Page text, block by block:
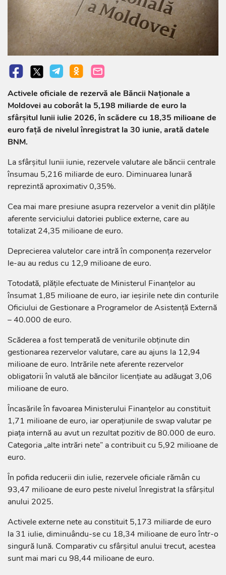
Activele oficiale de rezervă ale Băncii Naționale a
Moldovei au coborât la 5,198 miliarde de euro la
sfârșitul lunii iulie 2026, în scădere cu 18,35 milioane de
euro față de nivelul înregistrat la 30 iunie, arată datele
BNM.
La sfârșitul lunii iunie, rezervele valutare ale băncii centrale
însumau 5,216 miliarde de euro. Diminuarea lunară
reprezintă aproximativ 0,35%.
Cea mai mare presiune asupra rezervelor a venit din plățile
aferente serviciului datoriei publice externe, care au
totalizat 24,35 milioane de euro.
Deprecierea valutelor care intră în componența rezervelor
le-au au redus cu 12,9 milioane de euro.
Totodată, plățile efectuate de Ministerul Finanțelor au
însumat 1,85 milioane de euro, iar ieșirile nete din conturile
Oficiului de Gestionare a Programelor de Asistență Externă
– 40.000 de euro.
Scăderea a fost temperată de veniturile obținute din
gestionarea rezervelor valutare, care au ajuns la 12,94
milioane de euro. Intrările nete aferente rezervelor
obligatorii în valută ale băncilor licențiate au adăugat 3,06
milioane de euro.
Încasările în favoarea Ministerului Finanțelor au constituit
1,71 milioane de euro, iar operațiunile de swap valutar pe
piața internă au avut un rezultat pozitiv de 80.000 de euro.
Categoria „alte intrări nete” a contribuit cu 5,92 milioane de
euro.
În pofida reducerii din iulie, rezervele oficiale rămân cu
93,47 milioane de euro peste nivelul înregistrat la sfârșitul
anului 2025.
Activele externe nete au constituit 5,173 miliarde de euro
la 31 iulie, diminuându-se cu 18,34 milioane de euro într-o
singură lună. Comparativ cu sfârșitul anului trecut, acestea
sunt mai mari cu 98,44 milioane de euro.